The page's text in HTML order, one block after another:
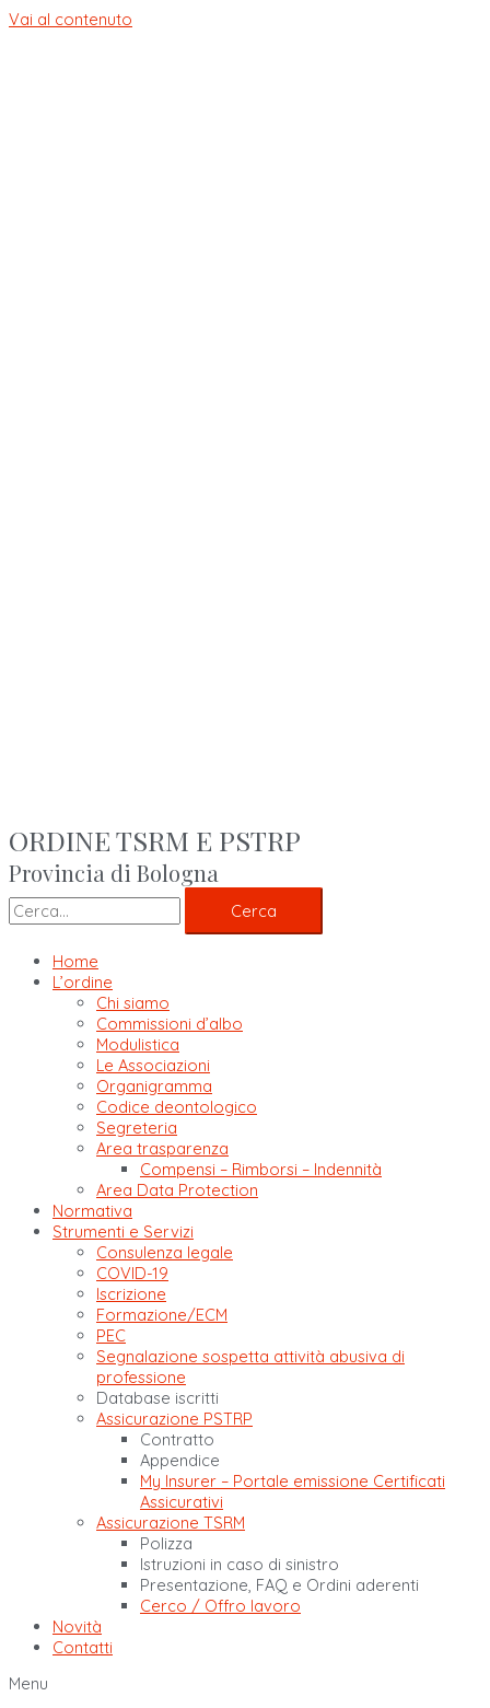
Vai al contenuto
ORDINE TSRM E PSTRP
Provincia di Bologna
Cerca
Home
L’ordine
Chi siamo
Commissioni d’albo
Modulistica
Le Associazioni
Organigramma
Codice deontologico
Segreteria
Area trasparenza
Compensi – Rimborsi – Indennità
Area Data Protection
Normativa
Strumenti e Servizi
Consulenza legale
COVID-19
Iscrizione
Formazione/ECM
PEC
Segnalazione sospetta attività abusiva di
professione
Database iscritti
Assicurazione PSTRP
Contratto
Appendice
My Insurer – Portale emissione Certificati
Assicurativi
Assicurazione TSRM
Polizza
Istruzioni in caso di sinistro
Presentazione, FAQ e Ordini aderenti
Cerco / Offro lavoro
Novità
Contatti
Menu